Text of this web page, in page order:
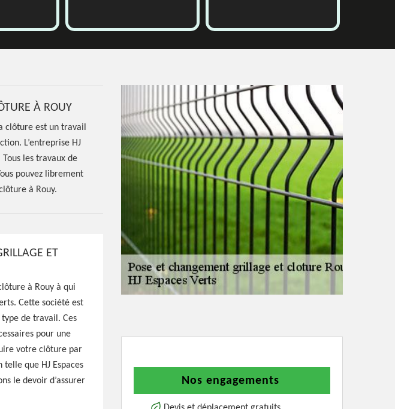
À ROUY
clôture est un travail
L’entreprise HJ
les travaux de
pouvez librement
à Rouy.
ET
à Rouy à qui
Cette société est
de travail. Ces
pour une
votre clôture par
que HJ Espaces
le devoir d’assurer
Nos engagements